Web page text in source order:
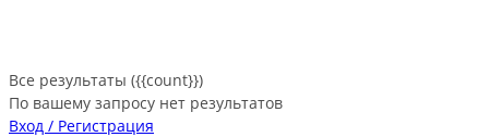
Все результаты ({{count}})
По вашему запросу нет результатов
Вход / Регистрация